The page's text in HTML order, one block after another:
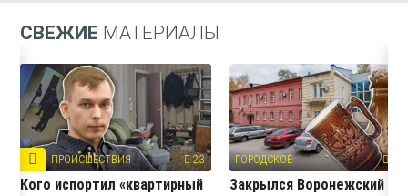
СВЕЖИЕ МАТЕРИАЛЫ
ПРОИСШЕСТВИЯ 23
Кого испортил «квартирный
ГОРОДСКОЕ
Закрылся Воронежский